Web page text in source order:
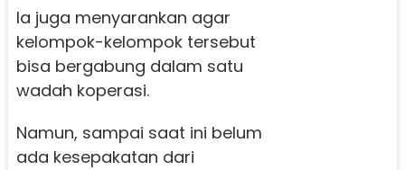
Ia juga menyarankan agar
kelompok-kelompok tersebut
bisa bergabung dalam satu
wadah koperasi.
Namun, sampai saat ini belum
ada kesepakatan dari